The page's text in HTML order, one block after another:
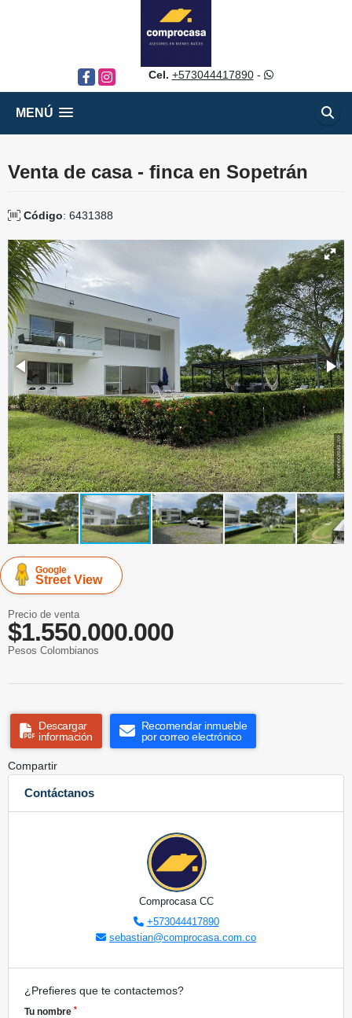
FacebookInstagram Cel. +573044417890-
MENÚ
Venta de casa - finca en Sopetrán
Código: 6431388
Google
Street View
Precio de venta
$1.550.000.000
Pesos Colombianos
Descargar
información
Recomendar inmueble
por correo electrónico
Compartir
Contáctanos
Comprocasa CC
+573044417890
sebastian@comprocasa.com.co
¿Prefieres que te contactemos?
Tu nombre *